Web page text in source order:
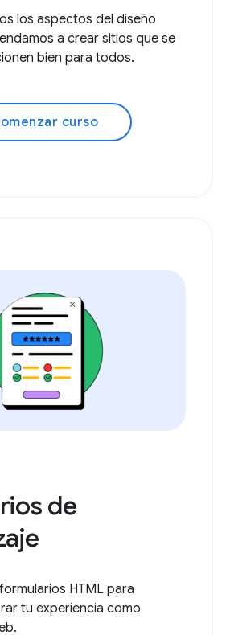
los aspectos del diseño
a crear sitios que se
bien para todos.
curso
de
HTML para
tu experiencia como